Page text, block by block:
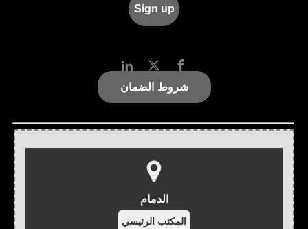
شروط الضمان
الدمام
المكتب الرئيسي